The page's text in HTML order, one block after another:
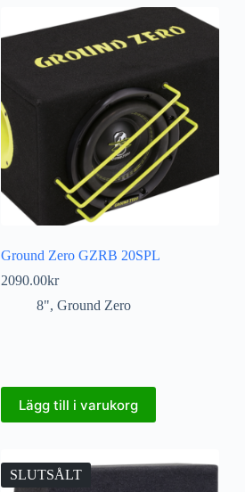
Ground Zero GZRB 20SPL
2090.00kr
8", Ground Zero
Lägg till i varukorg
SLUTSÅLT